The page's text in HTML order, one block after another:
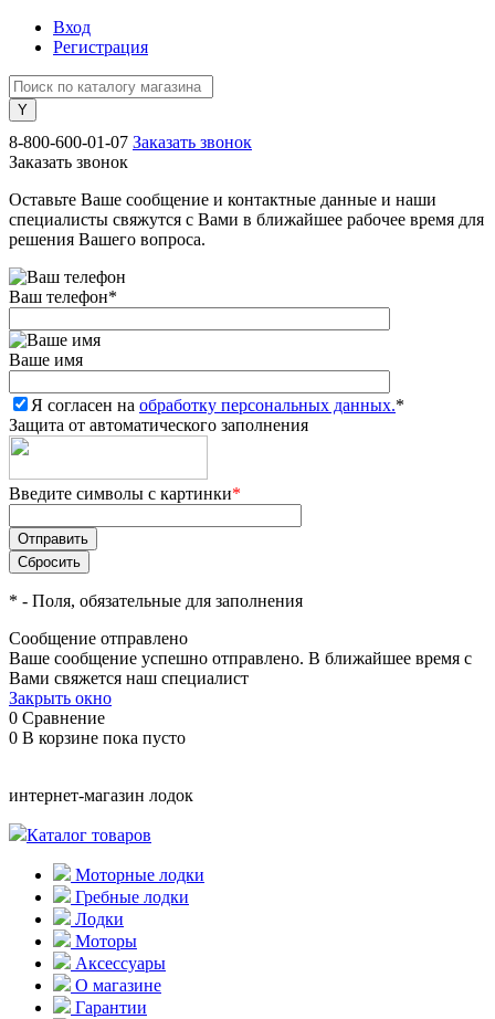
Вход
Регистрация
8-800-600-01-07 Заказать звонок
Заказать звонок
Оставьте Ваше сообщение и контактные данные и наши
специалисты свяжутся с Вами в ближайшее рабочее время для
решения Вашего вопроса.
Ваш телефон*
Ваше имя
Я согласен на обработку персональных данных.*
Защита от автоматического заполнения
Введите символы с картинки*
* - Поля, обязательные для заполнения
Сообщение отправлено
Ваше сообщение успешно отправлено. В ближайшее время с
Вами свяжется наш специалист
Закрыть окно
0 Сравнение
0 В корзине пока пусто
интернет-магазин лодок
Каталог товаров
Моторные лодки
Гребные лодки
Лодки
Моторы
Аксессуары
О магазине
Гарантии